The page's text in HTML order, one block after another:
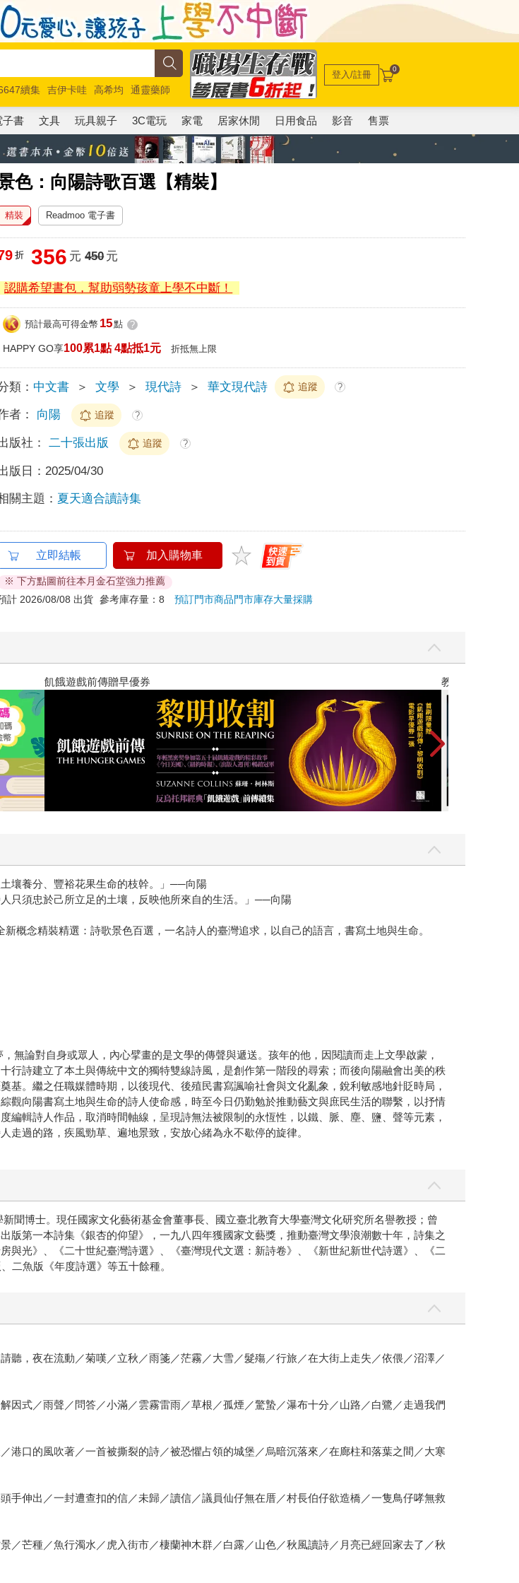
續集 吉伊卡哇 高希均
通靈藥師
總動員5 超慢跑
登入/註冊 0
子書 文具 玩具親子 3C電玩 家電 居家休閒 日用食品 影音 售票
色：向陽詩歌百選【精裝】
精裝 Readmoo 電子書
折 356 元 450元
認購希望書包，幫助弱勢孩童上學不中斷！
預計最高可得金幣 15點 ?
HAPPY GO享100累1點 4點抵1元 折抵無上限
類： 中文書 ＞ 文學 ＞ 現代詩 ＞ 華文現代詩 追蹤 ?
者： 向陽 追蹤 ?
版社： 二十張出版 追蹤 ?
版日： 2025/04/30
關主題： 夏天適合讀詩集
立即結帳 加入購物車
※ 下方點圖前往本月金石堂強力推薦
計 2026/08/08 出貨 參考庫存量：8預訂門市商品門市庫存大量採購
十字殺手【艾迪．弗林系列 前傳】 世界上最透明
壤養分、豐裕花果生命的枝幹。」──向陽
只須忠於己所立足的土壤，反映他所來自的生活。」──向陽
念精裝精選：詩歌景色百選，一名詩人的臺灣追求，以自己的語言，書寫土地與生命。
無論對自身或眾人，內心擘畫的是文學的傳聲與遞送。孩年的他，因閱讀而走上文學啟蒙，
行詩建立了本土與傳統中文的獨特雙線詩風，是創作第一階段的尋索；而後向陽融會出美的秩
。繼之任職媒體時期，以後現代、後殖民書寫諷喻社會與文化亂象，銳利敏感地針貶時局，
觀向陽書寫土地與生命的詩人使命感，時至今日仍勤勉於推動藝文與庶民生活的聯繫，以抒情
輯詩人作品，取消時間軸線，呈現詩無法被限制的永恆性，以鐵、脈、塵、鹽、聲等元素，
過的路，疾風勁草、遍地景致，安放心緒為永不歇停的旋律。
聞博士。現任國家文化藝術基金會董事長、國立臺北教育大學臺灣文化研究所名譽教授；曾
第一本詩集《銀杏的仰望》，一九八四年獲國家文藝獎，推動臺灣文學浪潮數十年，詩集之
光》、《二十世紀臺灣詩選》、《臺灣現代文選：新詩卷》、《新世紀新世代詩選》、《二
二魚版《年度詩選》等五十餘種。
，夜在流動／菊嘆／立秋／雨箋／茫霧／大雪／髮殤／行旅／在大街上走失／依偎／沼澤／
因式／雨聲／問答／小滿／雲霧雷雨／草根／孤煙／驚蟄／瀑布十分／山路／白鷺／走過我們
港口的風吹著／一首被撕裂的詩／被恐懼占領的城堡／烏暗沉落來／在廊柱和落葉之間／大寒
手伸出／一封遭查扣的信／未歸／讀信／議員仙仔無在厝／村長伯仔欲造橋／一隻鳥仔哮無救
／芒種／魚行濁水／虎入街市／棲蘭神木群／白露／山色／秋風讀詩／月亮已經回家去了／秋